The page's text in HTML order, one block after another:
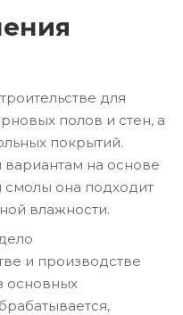
для
полов и стен, а
покрытий.
вариантам на основе
она подходит
влажности.
и производстве
основных